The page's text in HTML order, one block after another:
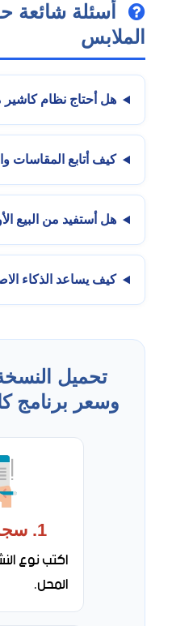
أسئلة شائعة
الملابس
هل أحتاج نظام
كيف أتابع المقاسات
هل أستفيد من البيع
كيف يساعد الذكاء
تحميل النسخة
وسعر برنامج
1. سجل بياناتك
اكتب نوع
المحل.